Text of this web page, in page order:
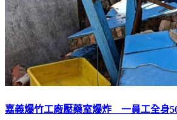
嘉義爆竹工廠壓藥室爆炸 一員工全身